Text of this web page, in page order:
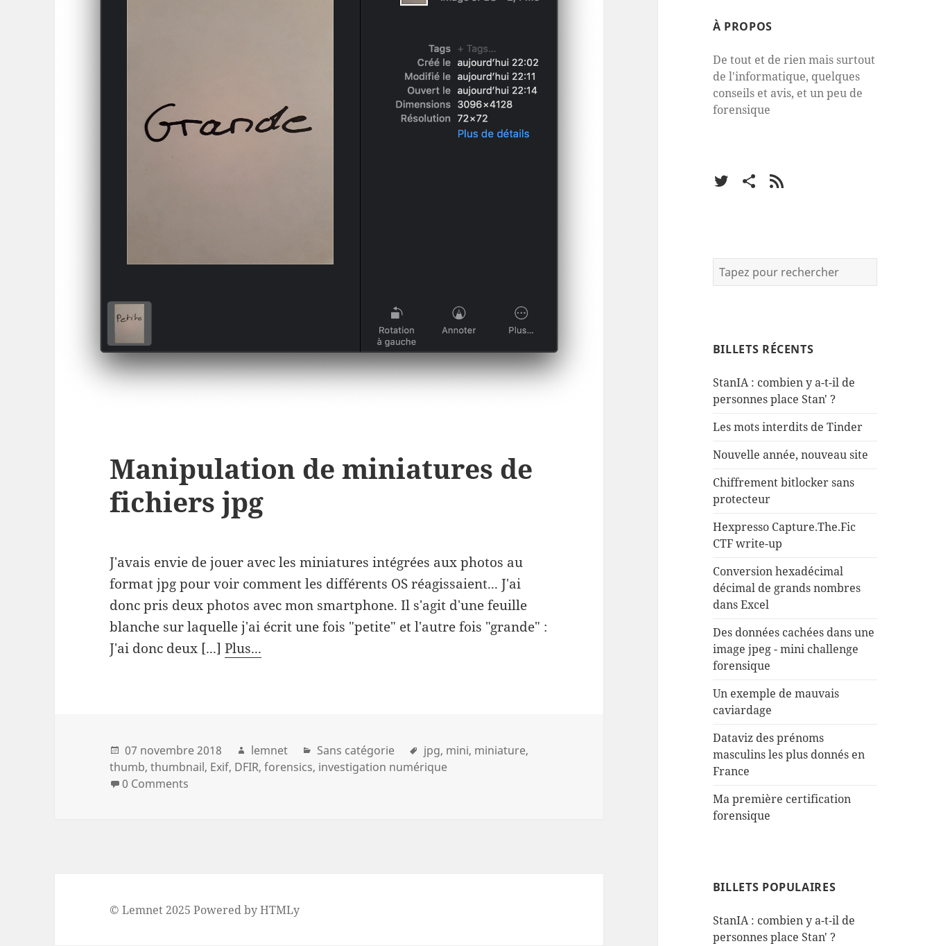
À PROPOS
De tout et de rien mais surtout
de l'informatique, quelques
conseils et avis, et un peu de
forensique
TwitterFacebook
RSS
BILLETS RÉCENTS
StanIA : combien y a-t-il de
personnes place Stan' ?
Les mots interdits de Tinder
Nouvelle année, nouveau site
Chiffrement bitlocker sans
protecteur
Hexpresso Capture.The.Fic
CTF write-up
Conversion hexadécimal
décimal de grands nombres
dans Excel
Des données cachées dans une
image jpeg - mini challenge
forensique
Un exemple de mauvais
caviardage
Dataviz des prénoms
masculins les plus donnés en
France
Ma première certification
forensique
BILLETS POPULAIRES
StanIA : combien y a-t-il de
personnes place Stan' ?
Manipulation de miniatures de
fichiers jpg
J'avais envie de jouer avec les miniatures intégrées aux photos au
format jpg pour voir comment les différents OS réagissaient... J'ai
donc pris deux photos avec mon smartphone. Il s'agit d'une feuille
blanche sur laquelle j'ai écrit une fois "petite" et l'autre fois "grande" :
J'ai donc deux [...]Plus...
07 novembre 2018 lemnet Sans catégorie jpg mini miniature
thumb thumbnail Exif DFIR forensics investigation numérique
0 Comments
©Lemnet2025 Powered byHTMLy